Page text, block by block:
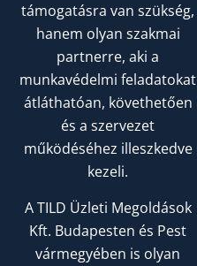
támogatásra van szükség,
hanem olyan szakmai
partnerre, aki a
munkavédelmi feladatokat
átláthatóan, követhetően
és a szervezet
működéséhez illeszkedve
kezeli.
A TILD Üzleti Megoldások
Kft. Budapesten és Pest
vármegyében is olyan